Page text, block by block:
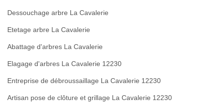
Dessouchage arbre La Cavalerie
Etetage arbre La Cavalerie
Abattage d'arbres La Cavalerie
Elagage d'arbres La Cavalerie 12230
Entreprise de débroussaillage La Cavalerie 12230
Artisan pose de clôture et grillage La Cavalerie 12230